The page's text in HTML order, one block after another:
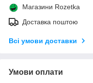
Магазини Rozetka
Доставка поштою
Всі умови доставки
Умови оплати